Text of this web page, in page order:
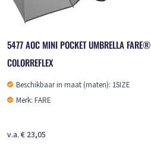
5477 AOC MINI POCKET UMBRELLA FARE®
COLORREFLEX
Beschikbaar in maat (maten): 1SIZE
Merk: FARE
v.a. € 23,05